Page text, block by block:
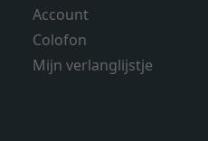
Account
Colofon
Mijn verlanglijstje